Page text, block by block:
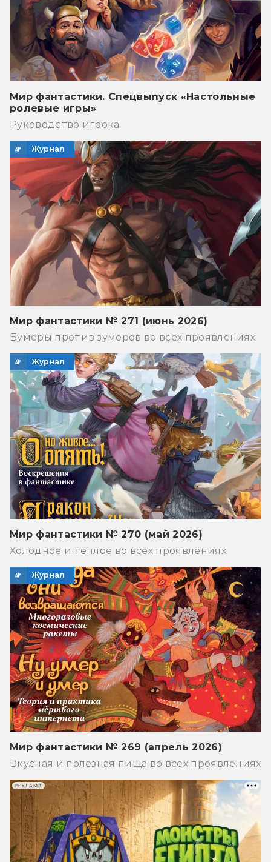
Мир фантастики. Спецвыпуск «Настольные
ролевые игры»
Руководство игрока
Журнал
Мир фантастики № 271 (июнь 2026)
Бумеры против зумеров во всех проявлениях
Журнал
Мир фантастики № 270 (май 2026)
Холодное и тёплое во всех проявлениях
Журнал
Мир фантастики № 269 (апрель 2026)
Вкусная и полезная пища во всех проявлениях
РЕКЛАМА